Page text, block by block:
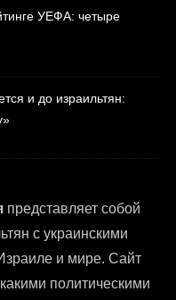
УЕФА: четыре
и до израильтян:
представляет собой
с украинскими
и мире. Сайт
политическими